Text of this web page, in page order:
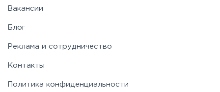
Вакансии
Блог
Реклама и сотрудничество
Контакты
Политика конфиденциальности